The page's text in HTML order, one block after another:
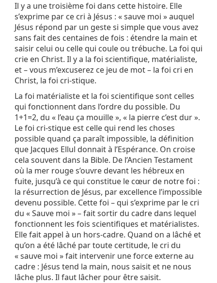
Il y a une troisième foi dans cette histoire. Elle
s’exprime par ce cri à Jésus : « sauve moi » auquel
Jésus répond par un geste si simple que vous avez
sans fait des centaines de fois : étendre la main et
saisir celui ou celle qui coule ou trébuche. La foi qui
crie en Christ. Il y a la foi scientifique, matérialiste,
et – vous m’excuserez ce jeu de mot – la foi cri en
Christ, la foi cri-stique.
La foi matérialiste et la foi scientifique sont celles
qui fonctionnent dans l’ordre du possible. Du
1+1=2, du « l’eau ça mouille », « la pierre c’est dur ».
Le foi cri-stique est celle qui rend les choses
possible quand ça paraît impossible, la définition
que Jacques Ellul donnait à l’Espérance. On croise
cela souvent dans la Bible. De l’Ancien Testament
où la mer rouge s’ouvre devant les hébreux en
fuite, jusqu’à ce qui constitue le cœur de notre foi :
la résurrection de Jésus, par excellence l’impossible
devenu possible. Cette foi – qui s’exprime par le cri
du « Sauve moi » – fait sortir du cadre dans lequel
fonctionnent les fois scientifiques et matérialistes.
Elle fait appel à un hors-cadre. Quand on a lâché et
qu’on a été lâché par toute certitude, le cri du
« sauve moi » fait intervenir une force externe au
cadre : Jésus tend la main, nous saisit et ne nous
lâche plus. Il faut lâcher pour être saisit.